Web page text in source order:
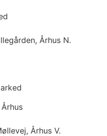
Århus N.
Århus V.